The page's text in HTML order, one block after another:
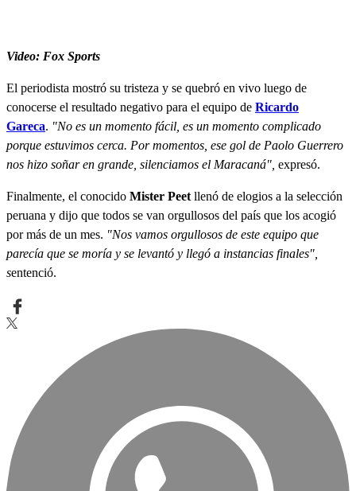
Video: Fox Sports
El periodista mostró su tristeza y se quebró en vivo luego de
conocerse el resultado negativo para el equipo de Ricardo
Gareca. "No es un momento fácil, es un momento complicado
porque estuvimos cerca. Por momentos, ese gol de Paolo Guerrero
nos hizo soñar en grande, silenciamos el Maracaná", expresó.
Finalmente, el conocido Mister Peet llenó de elogios a la selección
peruana y dijo que todos se van orgullosos del país que los acogió
por más de un mes. "Nos vamos orgullosos de este equipo que
parecía que se moría y se levantó y llegó a instancias finales",
sentenció.